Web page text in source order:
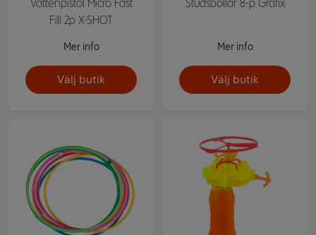
Vattenpistol Micro Fast
Fill 2p X-SHOT
Mer info
Välj butik
Studsbollar 8-p Grafix
Mer info
Välj butik